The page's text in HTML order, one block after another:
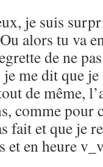
je suis
alors tu va
de ne
je me dit que
de même,
comme pour
fait et que je
et en heure